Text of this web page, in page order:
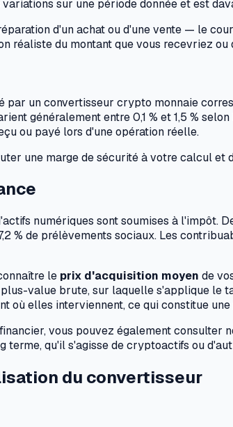
variations sur une période donnée et est
d'un achat ou d'une vente — le
réaliste du montant que vous recevriez
un convertisseur crypto monnaie
généralement entre 0,1 % et 1,5 %
ou payé lors d'une opération réelle.
une marge de sécurité à votre calcul
numériques sont soumises à l'impôt.
% de prélèvements sociaux. Les
le prix d'acquisition moyen de
value brute, sur laquelle s'applique le
où elles interviennent, ce qui constitue
vous pouvez également consulter
qu'il s'agisse de cryptoactifs ou
du convertisseur